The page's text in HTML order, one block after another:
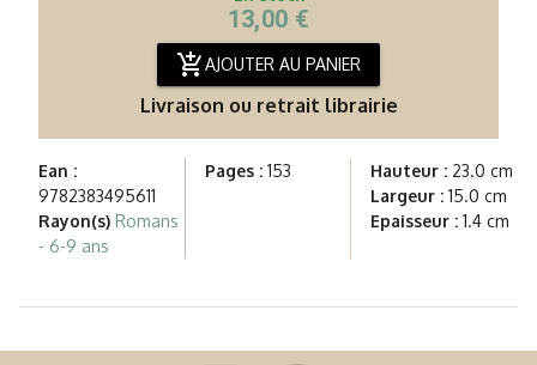
13,00 €
add_shopping_cartAJOUTER AU PANIER
Livraison ou retrait librairie
Ean :
9782383495611
Rayon(s) Romans
- 6-9 ans
Pages :153 Hauteur : 23.0 cm
Largeur : 15.0 cm
Epaisseur : 1.4 cm